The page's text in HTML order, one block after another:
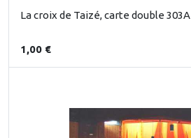
La croix de Taizé, carte double 303A
1,00 €